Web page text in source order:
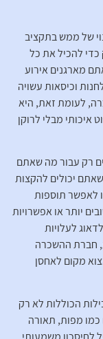
של ממש בתקציב
להכיל את כל
מארגנים אירוע
וכיסאות עשויה
לעומת זאת, היא
מבלי לרוקן
רק עבור מה שאתם
יכולים להקצות
לאפשר תוספות
יותר או אפשרויות
לעלויות
חברת ההשכרה
מקום לאחסן
הכוללות לא רק
כמו מפות, תאורה